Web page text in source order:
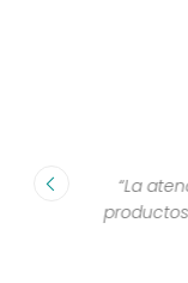
”
“La